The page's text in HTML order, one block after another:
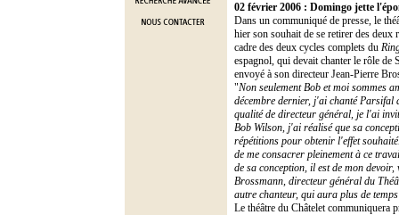
02 février 2006 : Domingo jette
Dans un communiqué de presse, le
hier son souhait de se retirer des deux
cadre des deux cycles complets du
espagnol, qui devait chanter le rôle de
envoyé à son directeur Jean-Pierre
"Non seulement Bob et moi sommes
décembre dernier, j'ai chanté Parsifal
qualité de directeur général, je l'ai
Bob Wilson, j'ai réalisé que sa
répétitions pour obtenir l'effet
de me consacrer pleinement à ce
de sa conception, il est de mon
Brossmann, directeur général du
autre chanteur, qui aura plus de
Le théâtre du Châtelet communiquera